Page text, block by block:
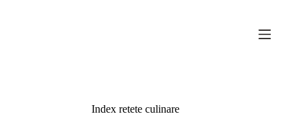
Index retete culinare